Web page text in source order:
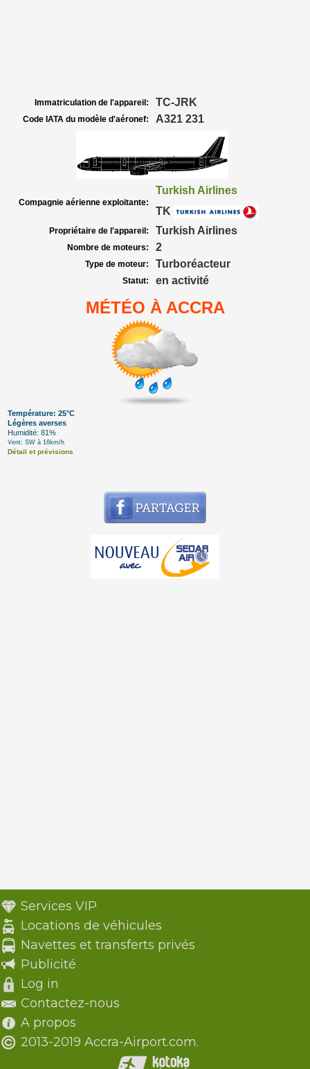
Immatriculation de l'appareil: TC-JRK
Code IATA du modèle d'aéronef: A321 231
Compagnie aérienne exploitante:
Turkish Airlines
TK
Propriétaire de l'appareil: Turkish Airlines
Nombre de moteurs: 2
Type de moteur: Turboréacteur
Statut: en activité
MÉTÉO À ACCRA
Température: 25°C
Légères averses
Humidité: 81%
Vent: SW à 16km/h
Détail et prévisions
Services VIP
Locations de véhicules
Navettes et transferts privés
Publicité
Log in
Contactez-nous
A propos
2013-2019 Accra-Airport.com.